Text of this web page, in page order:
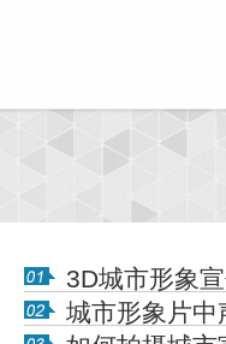
3D城市形象
城市形象片中